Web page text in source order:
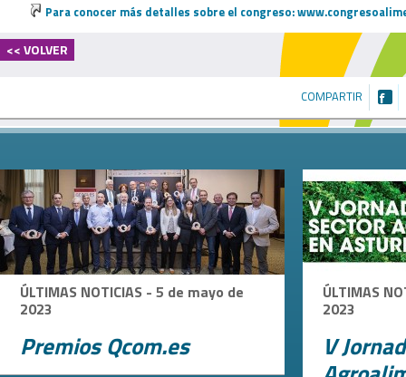
Para conocer más detalles sobre el congreso:
<< VOLVER
COMPARTIR
ÚLTIMAS NOTICIAS - 5 de mayo de
2023
Premios Qcom.es
ÚLTIMAS
2023
V